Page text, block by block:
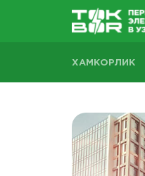
ХАМКОРЛИК